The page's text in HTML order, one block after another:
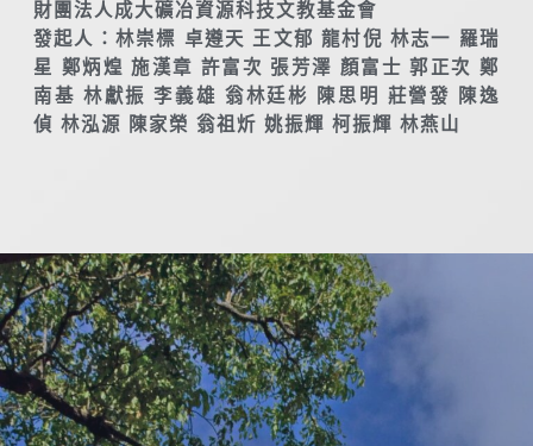
財團法人成大礦冶資源科技文教基金會
發起人：林崇標 卓遵天 王文郁 龍村倪 林志一 羅瑞
星 鄭炳煌 施漢章 許富次 張芳澤 顏富士 郭正次 鄭
南基 林獻振 李義雄 翁林廷彬 陳思明 莊營發 陳逸
偵 林泓源 陳家榮 翁祖炘 姚振輝 柯振輝 林燕山